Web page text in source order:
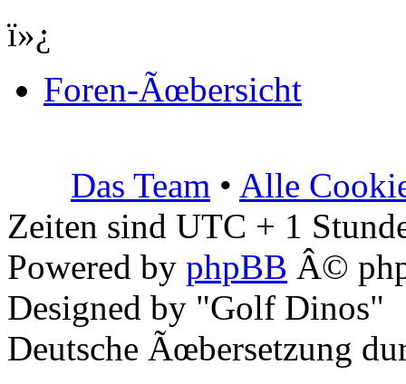
ï»¿
Foren-Ãœbersicht
Das Team • Alle
Zeiten sind UTC + 1
Powered by phpBB Â©
Designed by "Golf Dinos"
Deutsche Ãœbersetzung